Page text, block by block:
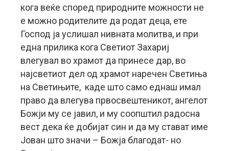
кога веќе според природните можности не
е можно родителите да родат деца, ете
Господ ја услишал нивната молитва, и при
една прилика кога Светиот Захариј
влегувал во храмот да принесе дар, во
најсветиот дел од храмот наречен Светиња
на Светињите, каде што само еднаш имал
право да влегува првосвештеникот, ангелот
Божји му се јавил, и му соопштил радосна
вест дека ќе добијат син и да му стават име
Јован што значи – Божја благодат- но